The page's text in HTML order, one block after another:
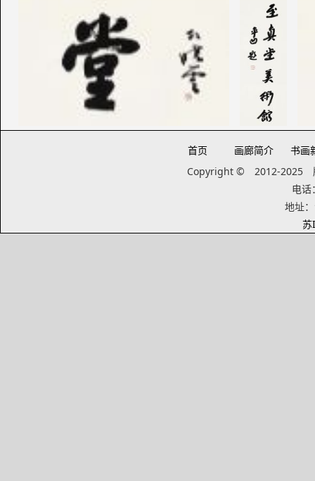
首页 画廊简介
书画
Copyright © 2012-2025
电话
地址
苏